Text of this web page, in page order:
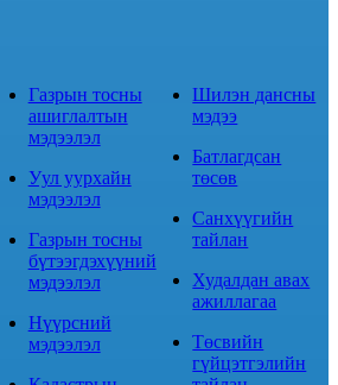
Газрын тосны
ашиглалтын
мэдээлэл
Уул уурхайн
мэдээлэл
Газрын тосны
бүтээгдэхүүний
мэдээлэл
Нүүрсний
мэдээлэл
Шилэн дансны
мэдээ
Батлагдсан
төсөв
Санхүүгийн
тайлан
Худалдан авах
ажиллагаа
Төсвийн
гүйцэтгэлийн